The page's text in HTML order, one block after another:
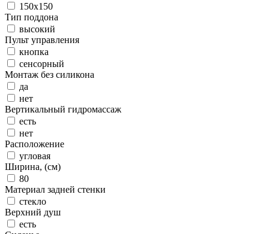
150x150
Тип поддона
высокий
Пульт управления
кнопка
сенсорный
Монтаж без силикона
да
нет
Вертикальный гидромассаж
есть
нет
Расположение
угловая
Ширина, (см)
80
Материал задней стенки
стекло
Верхний душ
есть